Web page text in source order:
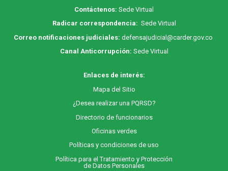
Contáctenos: Sede Virtual
Radicar correspondencia: Sede Virtual
Correo notificaciones judiciales: defensajudicial@carder.gov.co
Canal Anticorrupción: Sede Virtual
Enlaces de interés:
Mapa del Sitio
¿Desea realizar una PQRSD?
Directorio de funcionarios
Oficinas verdes
Políticas y condiciones de uso
Política para el Tratamiento y Protección
de Datos Personales